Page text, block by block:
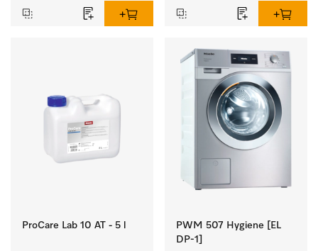
ProCare Lab 10 AT - 5 l
PWM 507 Hygiene [EL
DP-1]